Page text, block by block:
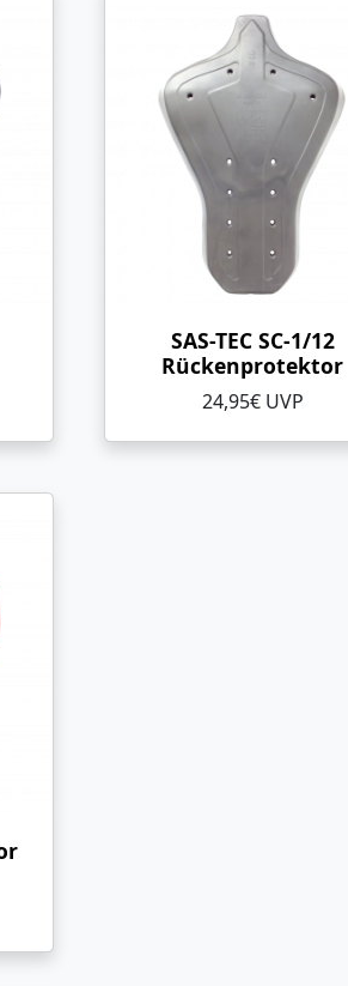
SAS-TEC SC-1/12
Rückenprotektor
24,95€ UVP